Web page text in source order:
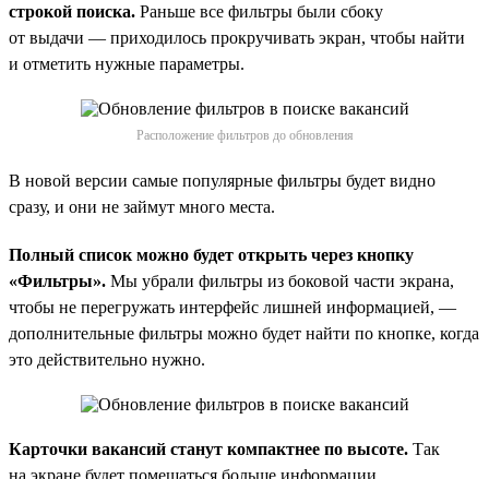
строкой поиска. Раньше все фильтры были сбоку
от выдачи — приходилось прокручивать экран, чтобы найти
и отметить нужные параметры.
Расположение фильтров до обновления
В новой версии самые популярные фильтры будет видно
сразу, и они не займут много места.
Полный список можно будет открыть через кнопку
«Фильтры». Мы убрали фильтры из боковой части экрана,
чтобы не перегружать интерфейс лишней информацией, —
дополнительные фильтры можно будет найти по кнопке, когда
это действительно нужно.
Карточки вакансий станут компактнее по высоте. Так
на экране будет помещаться больше информации